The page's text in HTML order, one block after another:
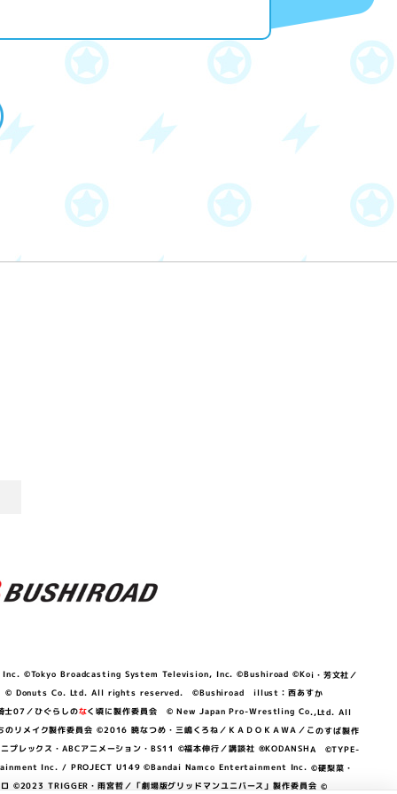
©Tokyo Broadcasting System Television, Inc. ©Bushiroad ©Koi・芳文社／
© Donuts Co. Ltd. All rights reserved. ©Bushiroad illust：西あすか
07／ひぐらしのなく頃に製作委員会 © New Japan Pro-Wrestling Co.,Ltd. All
イク製作委員会 ©2016 暁なつめ・三嶋くろね／ＫＡＤＯＫＡＷＡ／このすば製作
ックス・ABCアニメーション・BS11 ©福本伸行／講談社 ®KODANSHA ©TYPE-
Inc. / PROJECT U149 ©Bandai Namco Entertainment Inc. ©硬梨菜・
©2023 TRIGGER・雨宮哲／「劇場版グリッドマンユニバース」製作委員会 ©